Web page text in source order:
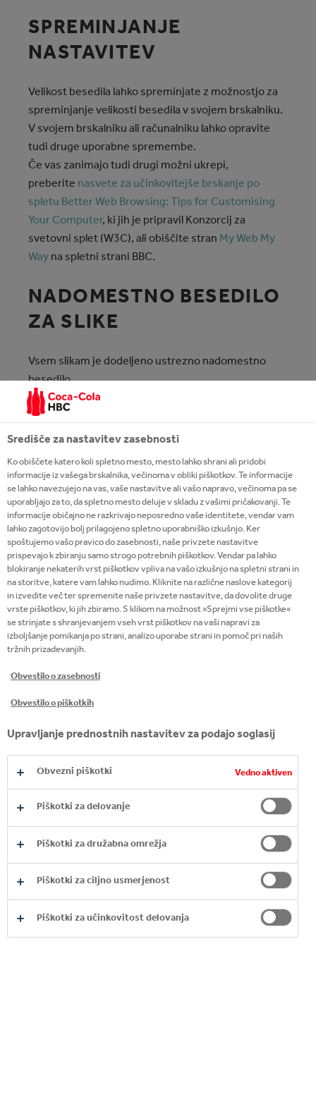
SPREMINJANJE
NASTAVITEV
Velikost besedila lahko spreminjate z možnostjo za
spreminjanje velikosti besedila v svojem brskalniku.
V svojem brskalniku ali računalniku lahko opravite
tudi druge uporabne spremembe.
Če vas zanimajo tudi drugi možni ukrepi,
preberite nasvete za učinkovitejše brskanje po
spletu Better Web Browsing: Tips for Customising
Your Computer, ki jih je pripravil Konzorcij za
svetovni splet (W3C), ali obiščite stran My Web My
Way na spletni strani BBC.
NADOMESTNO BESEDILO
ZA SLIKE
Vsem slikam je dodeljeno ustrezno nadomestno
besedilo.
OZNAKE ZA NASLOVE
Oznake za naslove v obliki HTML se uporabljajo za
predstavitev strukture strani in zagotavljanje
podpore tehnologijam za pomoč uporabnikom, ki
slednjim omogoča krmarjenje med naslovi na strani.
BESEDILO POVEZAVE
Vse hiperpovezave bi morale biti smiselne tudi zunaj
konteksta in so jasno predstavljene v slogu besedila,
drugačnem od normalnega telesa besedila.
NEODVISNOST OD
JEZIKA JAVASCRIPT
Če je jezik JavaScript ali drugi skriptni jeziki
da vaš brskalnik slednjih ne podpira, vzpostavljen
alternativni mehanizem.
BARVNI KONTRAST
Za zagotavljanje ustreznega kontrasta smo preverili
kombinacije barv besedila in ozadja, s tem pa smo
preprečili tudi izstopanje posameznih informacij
zgolj zaradi barve.
Središče za nastavitev zasebnosti
Ko obiščete katero koli spletno mesto, mesto lahko shrani ali pridobi
informacije iz vašega brskalnika, večinoma v obliki piškotkov. Te informacije
se lahko navezujejo na vas, vaše nastavitve ali vašo napravo, večinoma pa se
uporabljajo za to, da spletno mesto deluje v skladu z vašimi pričakovanji. Te
informacije običajno ne razkrivajo neposredno vaše identitete, vendar vam
lahko zagotovijo bolj prilagojeno spletno uporabniško izkušnjo. Ker
spoštujemo vašo pravico do zasebnosti, naše privzete nastavitve
prispevajo k zbiranju samo strogo potrebnih piškotkov. Vendar pa lahko
blokiranje nekaterih vrst piškotkov vpliva na vašo izkušnjo na spletni strani in
na storitve, katere vam lahko nudimo. Kliknite na različne naslove kategorij
in izvedite več ter spremenite naše privzete nastavitve, da dovolite druge
vrste piškotkov, ki jih zbiramo. S klikom na možnost »Sprejmi vse piškotke«
se strinjate s shranjevanjem vseh vrst piškotkov na vaši napravi za
izboljšanje pomikanja po strani, analizo uporabe strani in pomoč pri naših
tržnih prizadevanjih.
Obvestilo o zasebnosti
Obvestilo o piškotkih
Upravljanje prednostnih nastavitev za podajo soglasij
Obvezni piškotki Vedno aktiven
Piškotki za delovanje
Piškotki za družabna omrežja
Piškotki za ciljno usmerjenost
Piškotki za učinkovitost delovanja